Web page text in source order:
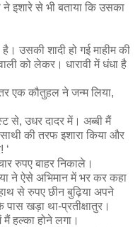
इशारे से भी बताया कि उसका
उसकी शादी हो गई माहीम की
को लेकर। धारावी में धंधा है
एक कौतुहल ने जन्म लिया,
से, उधर दादर में। अब्बी मैं
की तरफ इशारा किया और
‘
रुपए बाहर निकाले।
ने ऐसे अभिमान में भर कर कहा
से रुपए छीन बुढ़िया अपने
खड़ा था-प्रतीक्षातुर।
हल्का होने लगा।